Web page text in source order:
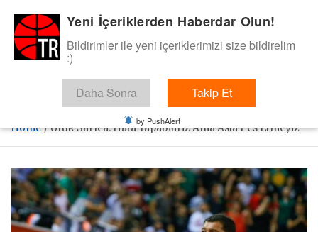
content
BasketTR
Sol dip çizgiden bir basket de bizden gelsin dedik.
Home Ufuk Sarıca: Hata Yapabiliriz Ama Asla Pes Etmeyiz
Yeni İçeriklerden Haberdar Olun!
Bildirimler ile yeni içeriklerimizi size bildirelim
:)
Daha Sonra Takip Et
by PushAlert